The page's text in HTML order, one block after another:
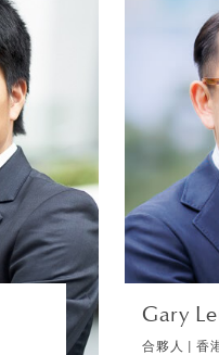
棟
| 香港
仲裁
介
Gary
合夥人 | 香